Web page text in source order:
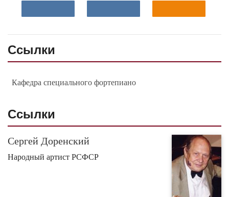
Ссылки
Кафедра специального фортепиано
Ссылки
Сергей Доренский
Народный артист РСФСР